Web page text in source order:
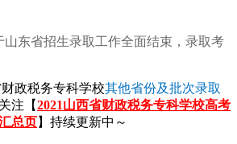
山东省招生录取工作全面结束，录取考
政税务专科学校其他省份及批次录取
注【2021山西省财政税务专科学校高考
总页】持续更新中～